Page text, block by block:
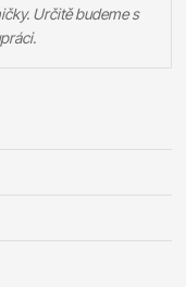
Určitě budeme s